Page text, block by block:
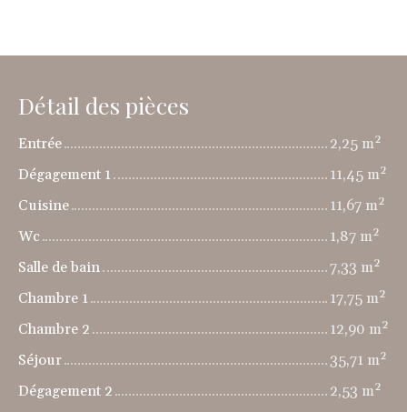
Détail des pièces
Entrée
2,25 m²
Dégagement 1
11,45 m²
Cuisine
11,67 m²
Wc
1,87 m²
Salle de bain
7,33 m²
Chambre 1
17,75 m²
Chambre 2
12,90 m²
Séjour
35,71 m²
Dégagement 2
2,53 m²